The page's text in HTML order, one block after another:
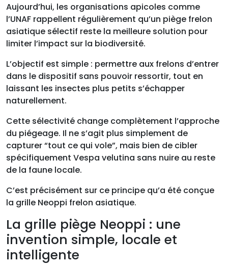
Aujourd’hui, les organisations apicoles comme
l’UNAF rappellent régulièrement qu’un piège frelon
asiatique sélectif reste la meilleure solution pour
limiter l’impact sur la biodiversité.
L’objectif est simple : permettre aux frelons d’entrer
dans le dispositif sans pouvoir ressortir, tout en
laissant les insectes plus petits s’échapper
naturellement.
Cette sélectivité change complètement l’approche
du piégeage. Il ne s’agit plus simplement de
capturer “tout ce qui vole”, mais bien de cibler
spécifiquement Vespa velutina sans nuire au reste
de la faune locale.
C’est précisément sur ce principe qu’a été conçue
la grille Neoppi frelon asiatique.
La grille piège Neoppi : une
invention simple, locale et
intelligente